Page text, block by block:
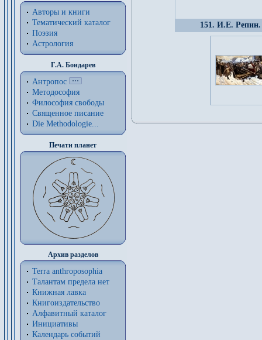
Авторы и книги
Тематический каталог
Поэзия
Астрология
Г.А. Бондарев
Антропос
Методософия
Философия cвободы
Священное писание
Die Methodologie...
Печати планет
Архив разделов
Terra anthroposophia
Талантам предела нет
Книжная лавка
Книгоиздательство
Алфавитный каталог
Инициативы
Календарь событий
151. И.Е. Репин.